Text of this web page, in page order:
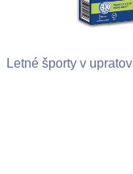
Letné športy v